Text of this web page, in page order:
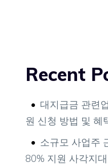
Recent
대지급금 관련
원 신청 방법 및 혜
소규모 사업주
80% 지원 사각지